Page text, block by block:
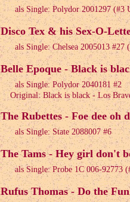
als Single: Polydor 2001297 (#3
Disco Tex & his Sex-O-
als Single: Chelsea 2005013
Belle Epoque - Black is
als Single: Polydor 2040181 #2
Original: Black is black - Los
The Rubettes - Foe dee oh
als Single: State 2088007 #6
The Tams - Hey girl don't
als Single: Probe 1C 006-92773
Rufus Thomas - Do the